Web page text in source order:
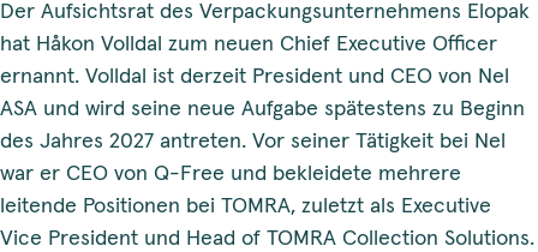
Der Aufsichtsrat des Verpackungsunternehmens Elopak
hat Håkon Volldal zum neuen Chief Executive Officer
ernannt. Volldal ist derzeit President und CEO von Nel
ASA und wird seine neue Aufgabe spätestens zu Beginn
des Jahres 2027 antreten. Vor seiner Tätigkeit bei Nel
war er CEO von Q-Free und bekleidete mehrere
leitende Positionen bei TOMRA, zuletzt als Executive
Vice President und Head of TOMRA Collection Solutions.